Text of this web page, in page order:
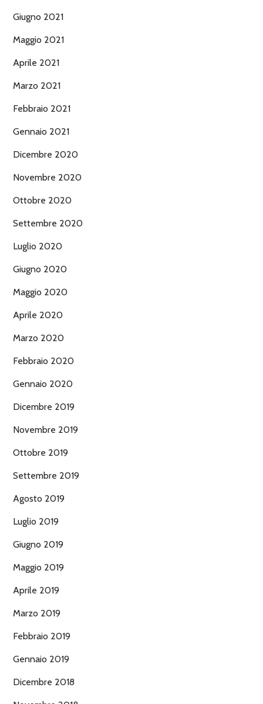
Giugno 2021
Maggio 2021
Aprile 2021
Marzo 2021
Febbraio 2021
Gennaio 2021
Dicembre 2020
Novembre 2020
Ottobre 2020
Settembre 2020
Luglio 2020
Giugno 2020
Maggio 2020
Aprile 2020
Marzo 2020
Febbraio 2020
Gennaio 2020
Dicembre 2019
Novembre 2019
Ottobre 2019
Settembre 2019
Agosto 2019
Luglio 2019
Giugno 2019
Maggio 2019
Aprile 2019
Marzo 2019
Febbraio 2019
Gennaio 2019
Dicembre 2018